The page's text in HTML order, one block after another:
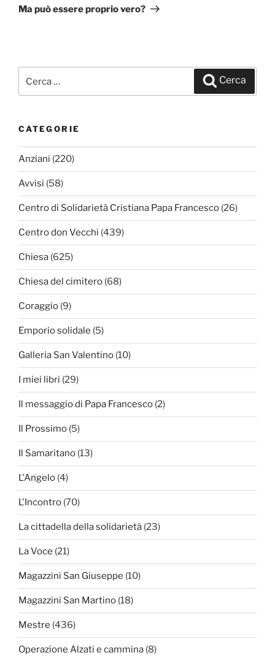
successivo
Ma può essere proprio vero?
Cerca
CATEGORIE
Anziani (220)
Avvisi (58)
Centro di Solidarietà Cristiana Papa Francesco (26)
Centro don Vecchi (439)
Chiesa (625)
Chiesa del cimitero (68)
Coraggio (9)
Emporio solidale (5)
Galleria San Valentino (10)
I miei libri (29)
Il messaggio di Papa Francesco (2)
Il Prossimo (5)
Il Samaritano (13)
L'Angelo (4)
L'Incontro (70)
La cittadella della solidarietà (23)
La Voce (21)
Magazzini San Giuseppe (10)
Magazzini San Martino (18)
Mestre (436)
Operazione Alzati e cammina (8)